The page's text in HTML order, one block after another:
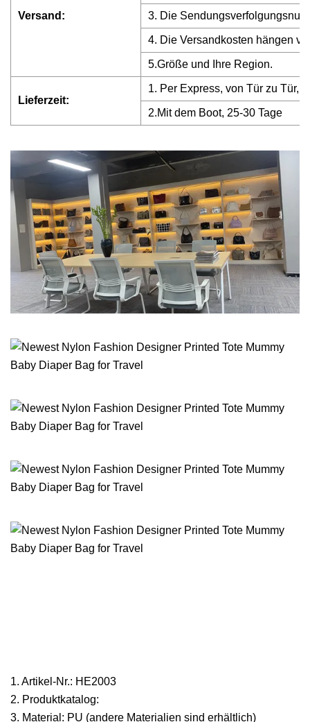
Versand: 3. Die
4. Die Versandkosten hängen
5.Größe und Ihre Region.
Lieferzeit:
1. Per Express, von Tür zu Tür,
2.Mit dem Boot, 25-30 Tage
1. Artikel-Nr.: HE2003
2. Produktkatalog:
3. Material: PU (andere Materialien sind erhältlich)